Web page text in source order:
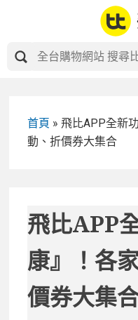
首頁 » 飛比APP全新
動、折價券大集合
飛比APP
康』！各
價券大集